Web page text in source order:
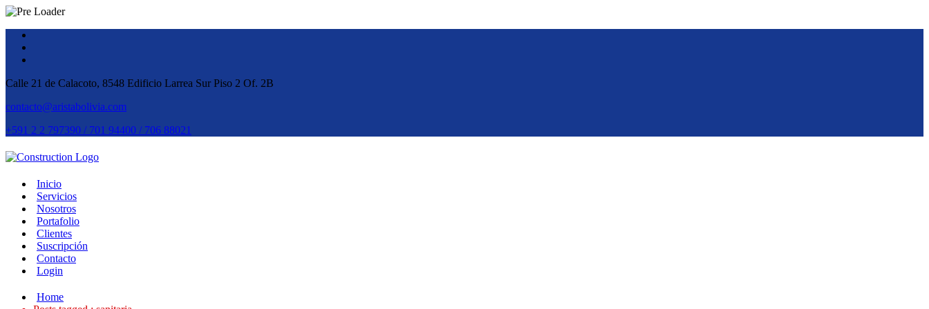
Calle 21 de Calacoto, 8548 Edificio Larrea Sur Piso 2 Of. 2B
contacto@aristabolivia.com
+591 2 2 797390 / 701 94400 / 706 88021
Inicio
Servicios
Nosotros
Portafolio
Clientes
Suscripción
Contacto
Login
Home